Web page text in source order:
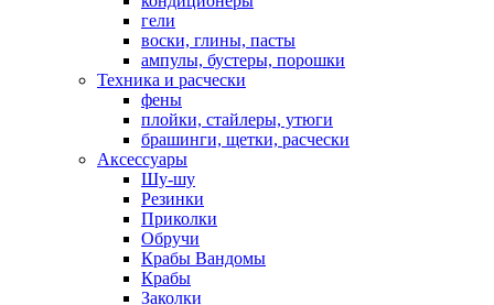
гели
воски, глины, пасты
ампулы, бустеры, порошки
Техника и расчески
фены
плойки, стайлеры, утюги
брашинги, щетки, расчески
Аксессуары
Шу-шу
Резинки
Приколки
Обручи
Крабы Вандомы
Крабы
Заколки